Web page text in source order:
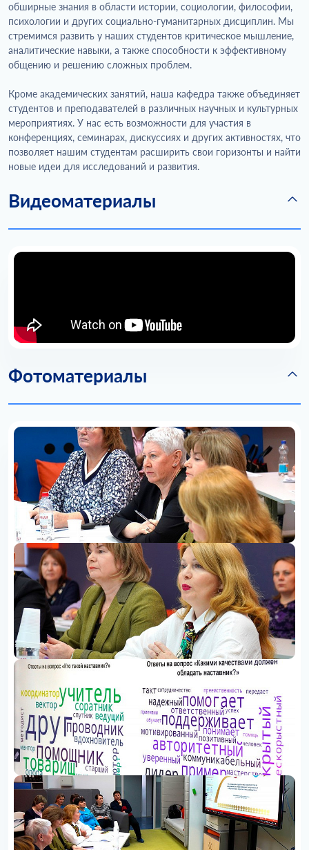
обширные знания в области истории, социологии, философии,
психологии и других социально-гуманитарных дисциплин. Мы
стремимся развить у наших студентов критическое мышление,
аналитические навыки, а также способности к эффективному
общению и решению сложных проблем.
Кроме академических занятий, наша кафедра также объединяет
студентов и преподавателей в различных научных и культурных
мероприятиях. У нас есть возможности для участия в
конференциях, семинарах, дискуссиях и других активностях, что
позволяет нашим студентам расширить свои горизонты и найти
новые идеи для исследований и развития.
Видеоматериалы
Фотоматериалы